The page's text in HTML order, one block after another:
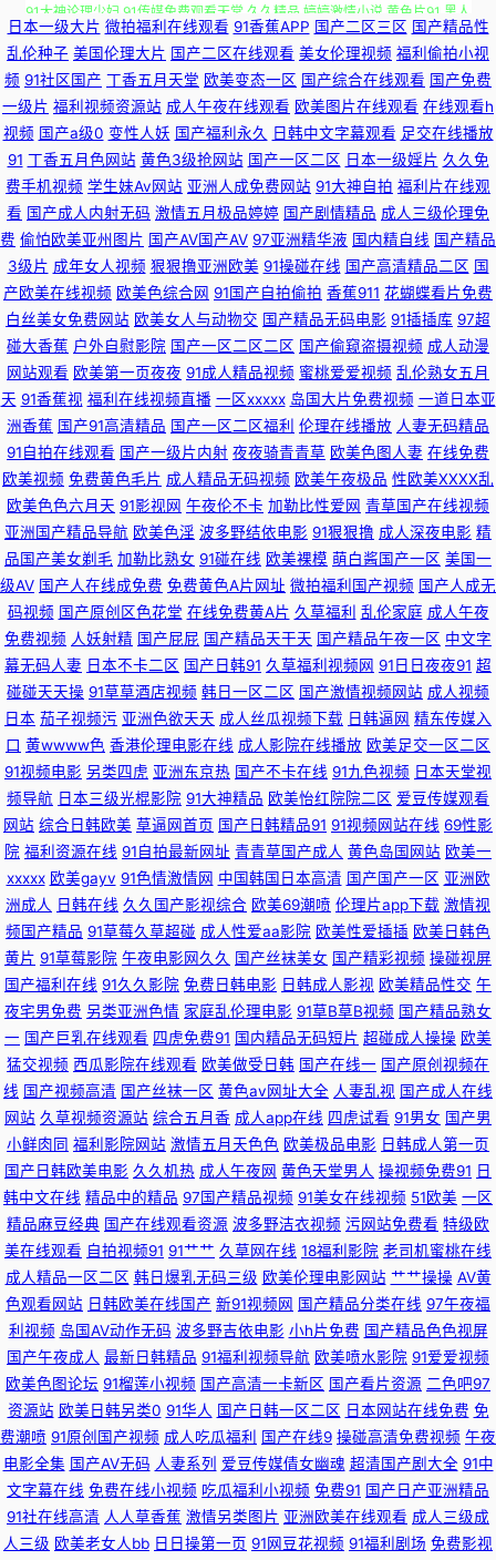
性爱欧美日韩网页 玖玖资源综合楼 久久精品AV电影 男人看片网站AV 欧美大
站一区 国产日韩在 麻豆九十一看片 欧美日韩亚洲色色 丝袜女同 香蕉视频黄
车震 91n免费在线视频 豆花祝频 91黄色探花视频 91麻豆人妻有码中出 日韩
AV资源在线共享 91精选国产 中日韩欧美aa黄色片 91丝瓜视频免费导航
www第一久久 东方操逼网 国产成人综合在线 九色入口 九九热视 黑丝美女
自慰网站 女忧在线观看 欧美日韩午夜福利影院 人人干16p 婷婷午夜 亚洲成
v∧ 香蕉视频色片 夜夜女人国产精品 性福女优丝袜 亚洲色一色 亚州色呦呦
传媒国产吴梦梦 1024自拍网 综合色色亭亭 综合欧美后入 91福利导航青青草
综合色情第七页 91精品白丝国产 91传媒免费看 91国产福利在线 91传媒国产
传媒在线播放 91干看片逼爽爽淫绳子 91麻豆人妻有码中出 91精品视频网 91
美女足交 91视频网站 91色图 国产激情看片在线一区 九九国产精 日韩无码成
人网址 色综合国产成人 在线AA成人色网 亚洲精品国产成人 91成人天蚕 91
狼人社在线 91熟妇视频 91青娱乐在线国产 91精品孕妇系列 91传媒免费网站
91黑丝射 91九九主播 91麻豆精品久久蜜臀 91老熟女视频 91科阴 91社区免
费在线 91青青搞 91人妻人人操人人 91人人艹逼 91黑料在线视频黑丝 91网
站免費观看 91熊猫免费看黄 91熟女视领 91蜜桃破解版 91呦呦在线观看 91
祝频 97超踫香蕉久久 91伊人国产在线 阿v免费在线观看 爱豆传媒剧情MV色
哟 丰满熟妇大乳做爰视频 国产精品韩 久久国产精品嫩草 久久黄色片 久久国
91视频在线观看h 爱豆传媒网站免费观看 超碰资源网总站 超踫社区男人天堂
豆花51 久久91视频宅宅 伦理在线观看 伦理三级鬼片在线观看 久久精品五 欧
亚美日 欧美中文字幕精品人妻 中文字幕日韩欧美 91n入口 在线看AV的网站
不卡 91浏览网页版豆花 91社在线观看视频 91网站网页版 传媒免费版91 东方
AV永久在线 福利社啪啪 国产福利微拍一区 先锋影音波多野结衣 先锋影音AV
资源野外 亚州麻豆91av 影音先锋AV色 91看片成人版免费看 91视频在线观
看高清 91足交视频丝袜 99草视频在线 东京热视屏 国产会所技师高跟91 九一
黄色大雷黑丝美女 欧洲精品区 日韩天天 日韩高清无码123 婷婷五月激情五
日本一级大片 微拍福利在线观看 91香蕉APP 国产二区三区 国产精品性
乱伦种子 美国伦理大片 国产二区在线观看 美女伦理视频 福利偷拍小视
频 91社区国产 丁香五月天堂 欧美变态一区 国产综合在线观看 国产免费
一级片 福利视频资源站 成人午夜在线观看 欧美图片在线观看 在线观看h
视频 国产a级0 变性人妖 国产福利永久 日韩中文字幕观看 足交在线播放
91 丁香五月色网站 黄色3级抢网站 国产一区二区 日本一级婬片 久久免
费手机视频 学生妹Av网站 亚洲人成免费网站 91大神自拍 福利片在线观
看 国产成人内射无码 激情五月极品婷婷 国产剧情精品 成人三级伦理免
费 偷怕欧美亚州图片 国产AV国产AV 97亚洲精华液 国内精自线 国产精品
3级片 成年女人视频 狠狠撸亚洲欧美 91操碰在线 国产高清精品二区 国
产欧美在线视频 欧美色综合网 91国产自拍偷拍 香蕉911 花蝴蝶看片免费
白丝美女免费网站 欧美女人与动物交 国产精品无码电影 91插插库 97超
碰大香蕉 户外自慰影院 国产一区二区二区 国产偷窥盗摄视频 成人动漫
网站观看 欧美第一页夜夜 91成人精品视频 蜜桃爱爱视频 乱伦熟女五月
天 91香蕉视 福利在线视频直播 一区xxxxx 岛国大片免费视频 一道日本亚
洲香蕉 国产91高清精品 国产一区二区福利 伦理在线播放 人妻无码精品
91自拍在线观看 国产一级片内射 夜夜骑青青草 欧美色图人妻 在线免费
欧美视频 免费黄色毛片 成人精品无码视频 欧美午夜极品 性欧美ⅩⅩⅩⅩ乱
欧美色色六月天 91影视网 午夜伦不卡 加勒比性爱网 青草国产在线视频
亚洲国产精品导航 欧美色淫 波多野结依电影 91狠狠撸 成人深夜电影 精
品国产美女剃毛 加勒比熟女 91碰在线 欧美裸模 萌白酱国产一区 美国一
级AV 国产人在线成免费 免费黄色A片网址 微拍福利国产视频 国产人成无
码视频 国产原创区色花堂 在线免费黄A片 久草福利 乱伦家庭 成人午夜
免费视频 人妖射精 国产屁屁 国产精品天干天 国产精品午夜一区 中文字
幕无码人妻 日本不卡二区 国产日韩91 久草福利视频网 91日日夜夜91 超
碰碰天天操 91草草酒店视频 韩日一区二区 国产激情视频网站 成人视频
日本 茄子视频污 亚洲色欲天天 成人丝瓜视频下载 日韩逼网 精东传媒入
口 黄wwww色 香港伦理电影在线 成人影院在线播放 欧美足交一区二区
91视频电影 另类四虎 亚洲东京热 国产不卡在线 91九色视频 日本天堂视
频导航 日本三级光棍影院 91大神精品 欧美怡红院院二区 爱豆传媒观看
网站 综合日韩欧美 草逼网首页 国产日韩精品91 91视频网站在线 69性影
院 福利资源在线 91自拍最新网址 青青草国产成人 黄色岛国网站 欧美一
xxxxx 欧美gayv 91色情激情网 中国韩国日本高清 国产国产一区 亚洲欧
洲成人 日韩在线 久久国产影视综合 欧美69潮喷 伦理片app下载 激情视
频国产精品 91草莓久草超碰 成人性爱aa影院 欧美性爱插插 欧美日韩色
黄片 91草莓影院 午夜电影网久久 国产丝袜美女 国产精彩视频 操碰视屏
国产福利在线 91久久影院 免费日韩电影 日韩成人影视 欧美精品性交 午
夜宅男免费 另类亚洲色情 家庭乱伦理电影 91草B草B视频 国产精品熟女
一 国产巨乳在线观看 四虎免费91 国内精品无码短片 超碰成人操操 欧美
猛交视频 西瓜影院在线观看 欧美做受日韩 国产在线一 国产原创视频在
线 国产视频高清 国产丝袜一区 黄色av网址大全 人妻乱视 国产成人在线
网站 久草视频资源站 综合五月香 成人app在线 四虎试看 91男女 国产男
小鲜肉同 福利影院网站 激情五月天色色 欧美极品电影 日韩成人第一页
国产日韩欧美电影 久久机热 成人午夜网 黄色天堂男人 操视频免费91 日
韩中文在线 精品中的精品 97国产精品视频 91美女在线视频 51欧美 一区
精品麻豆经典 国产在线观看资源 波多野洁衣视频 污网站免费看 特级欧
美在线观看 自拍视频91 91艹艹 久草网在线 18福利影院 老司机蜜桃在线
成人精品一区二区 韩日爆乳无码三级 欧美伦理电影网站 艹艹操操 AV黄
色观看网站 日韩欧美在线国产 新91视频网 国产精品分类在线 97午夜福
利视频 岛国AV动作无码 波多野吉依电影 小h片免费 国产精品色色视屏
国产午夜成人 最新日韩精品 91福利视频导航 欧美喷水影院 91爱爱视频
欧美色图论坛 91榴莲小视频 国产高清一卡新区 国产看片资源 二色吧97
资源站 欧美日韩另类0 91华人 国产日韩一区二区 日本网站在线免费 免
费潮喷 91原创国产视频 成人吃瓜福利 国产在线9 操碰高清免费视频 午夜
电影全集 国产AV无码 人妻系列 爱豆传媒倩女幽魂 超清国产剧大全 91中
文字幕在线 免费在线小视频 吃瓜福利小视频 免费91 国产日产亚洲精品
91社在线高清 人人草香蕉 激情另类图片 亚洲欧美在线观看 成人三级成
人三级 欧美老女人bb 日日操第一页 91网豆花视频 91福利剧场 免费影视